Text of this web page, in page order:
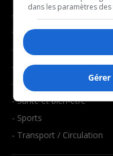
- Culture
- Économie
- Éducation
- Environnement
- Faits divers
- Santé et bien-être
- Sports
- Transport / Circulation
dans les paramètres